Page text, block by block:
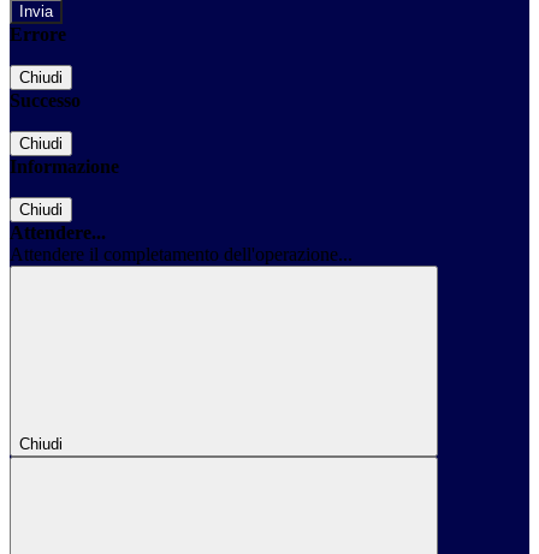
Errore
Chiudi
Successo
Chiudi
Informazione
Chiudi
Attendere...
Attendere il completamento dell'operazione...
Chiudi